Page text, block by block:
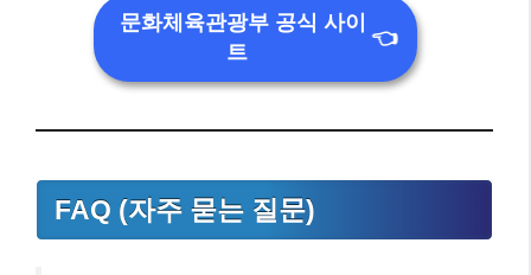
문화체육관광부 공식 사이
트
👈
FAQ (자주 묻는 질문)